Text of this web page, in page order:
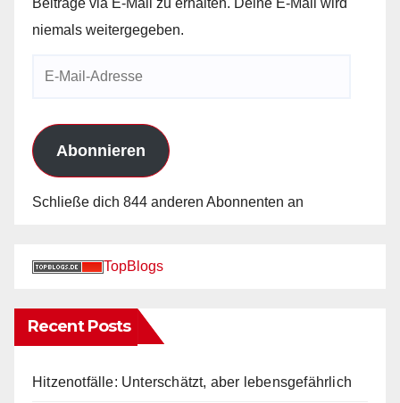
niemals weitergegeben.
Adresse
Abonnieren
Schließe dich 844 anderen Abonnenten an
TopBlogs
Recent Posts
Hitzenotfälle: Unterschätzt, aber lebensgefährlich